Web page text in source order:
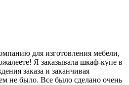
для изготовления мебели,
Я заказывала шкаф-купе в
заказа и заканчивая
не было. Все было сделано очень